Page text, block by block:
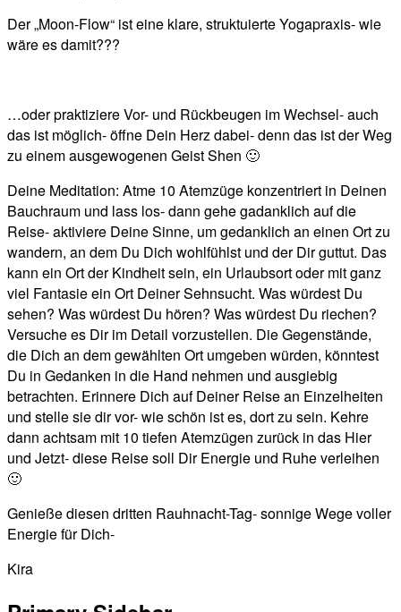
Der „Moon-Flow“ ist eine klare, struktuierte Yogapraxis- wie
wäre es damit???
…oder praktiziere Vor- und Rückbeugen im Wechsel- auch
das ist möglich- öffne Dein Herz dabei- denn das ist der Weg
zu einem ausgewogenen Geist Shen 🙂
Deine Meditation: Atme 10 Atemzüge konzentriert in Deinen
Bauchraum und lass los- dann gehe gadanklich auf die
Reise- aktiviere Deine Sinne, um gedanklich an einen Ort zu
wandern, an dem Du Dich wohlfühlst und der Dir guttut. Das
kann ein Ort der Kindheit sein, ein Urlaubsort oder mit ganz
viel Fantasie ein Ort Deiner Sehnsucht. Was würdest Du
sehen? Was würdest Du hören? Was würdest Du riechen?
Versuche es Dir im Detail vorzustellen. Die Gegenstände,
die Dich an dem gewählten Ort umgeben würden, könntest
Du in Gedanken in die Hand nehmen und ausgiebig
betrachten. Erinnere Dich auf Deiner Reise an Einzelheiten
und stelle sie dir vor- wie schön ist es, dort zu sein. Kehre
dann achtsam mit 10 tiefen Atemzügen zurück in das Hier
und Jetzt- diese Reise soll Dir Energie und Ruhe verleihen
🙂
Genieße diesen dritten Rauhnacht-Tag- sonnige Wege voller
Energie für Dich-
Kira